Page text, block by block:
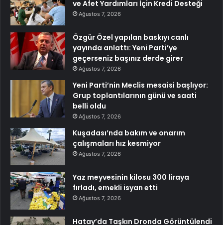
ve Afet Yardımları İçin Kredi Desteği
Ağustos 7, 2026
Özgür Özel yapılan baskıyı canlı
yayında anlattı: Yeni Parti’ye
geçerseniz başınız derde girer
Ağustos 7, 2026
Yeni Parti’nin Meclis mesaisi başlıyor:
Grup toplantılarının günü ve saati
belli oldu
Ağustos 7, 2026
Kuşadası’nda bakım ve onarım
çalışmaları hız kesmiyor
Ağustos 7, 2026
Yaz meyvesinin kilosu 300 liraya
fırladı, emekli isyan etti
Ağustos 7, 2026
Hatay’da Taşkın Dronda Görüntülendi